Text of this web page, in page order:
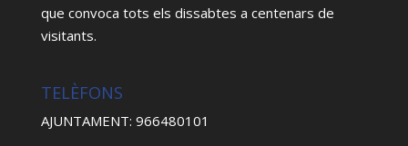
que convoca tots els dissabtes a centenars de
visitants.
TELÈFONS
AJUNTAMENT: 966480101